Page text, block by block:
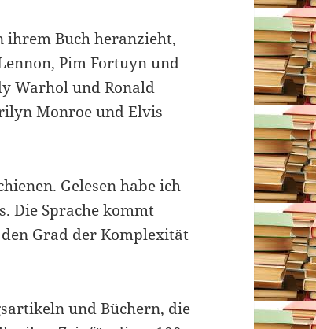
ihrem Buch heranzieht,
Pim Fortuyn und
Warhol und Ronald
Monroe und Elvis
Gelesen habe ich
Die Sprache kommt
Grad der Komplexität
und Büchern, die